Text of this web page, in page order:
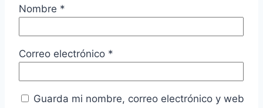
Nombre *
Correo electrónico *
Guarda mi nombre, correo electrónico y web